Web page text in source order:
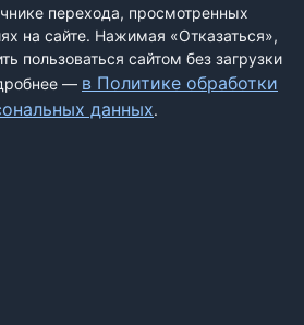
кореневой (Лескина)? ответьте
перехода, просмотренных
на сайте. Нажимая «Отказаться»,
пользоваться сайтом без загрузки
— в Политике обработки
данных.